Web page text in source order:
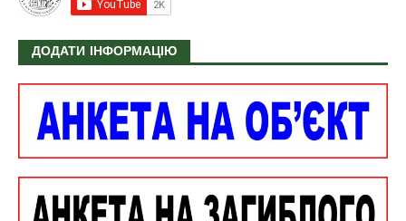
ДОДАТИ ІНФОРМАЦІЮ